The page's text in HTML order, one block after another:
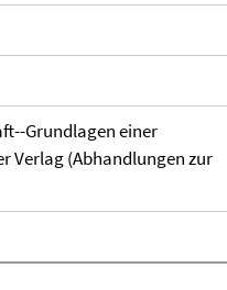
Grundlagen einer
Verlag (Abhandlungen zur